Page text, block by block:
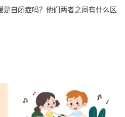
是自闭症吗？他们两者之间有什么区